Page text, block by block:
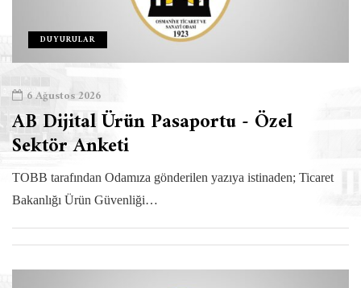
DUYURULAR
6 Ağustos 2026
AB Dijital Ürün Pasaportu - Özel
Sektör Anketi
TOBB tarafından Odamıza gönderilen yazıya istinaden; Ticaret
Bakanlığı Ürün Güvenliği…